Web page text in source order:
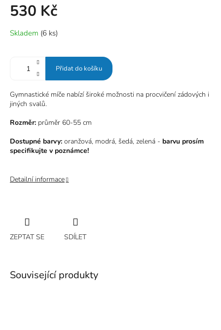
530 Kč
Měrná
cena:
Skladem (6 ks)
Přidat do košíku
Gymnastické míče nabízí široké možnosti na procvičení zádových i
jiných svalů.
Rozměr: průměr 60-55 cm
Dostupné barvy: oranžová, modrá, šedá, zelená - barvu prosím
specifikujte v poznámce!
Detailní informace
ZEPTAT SE SDÍLET
Související produkty